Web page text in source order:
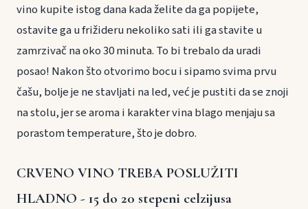
vino kupite istog dana kada želite da ga popijete,
ostavite ga u frižideru nekoliko sati ili ga stavite u
zamrzivač na oko 30 minuta. To bi trebalo da uradi
posao! Nakon što otvorimo bocu i sipamo svima prvu
čašu, bolje je ne stavljati na led, već je pustiti da se znoji
na stolu, jer se aroma i karakter vina blago menjaju sa
porastom temperature, što je dobro.
CRVENO VINO TREBA POSLUŽITI
HLADNO - 15 do 20 stepeni celzijusa